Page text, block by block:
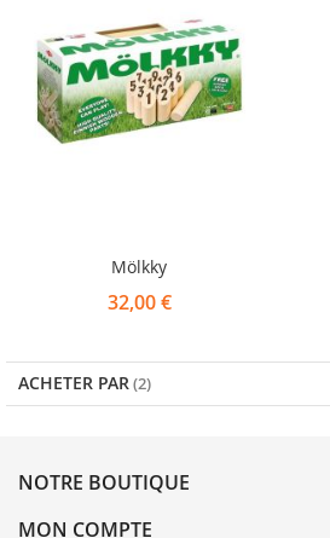
Mölkky
32,00 €
ACHETER PAR
NOTRE BOUTIQUE
MON COMPTE